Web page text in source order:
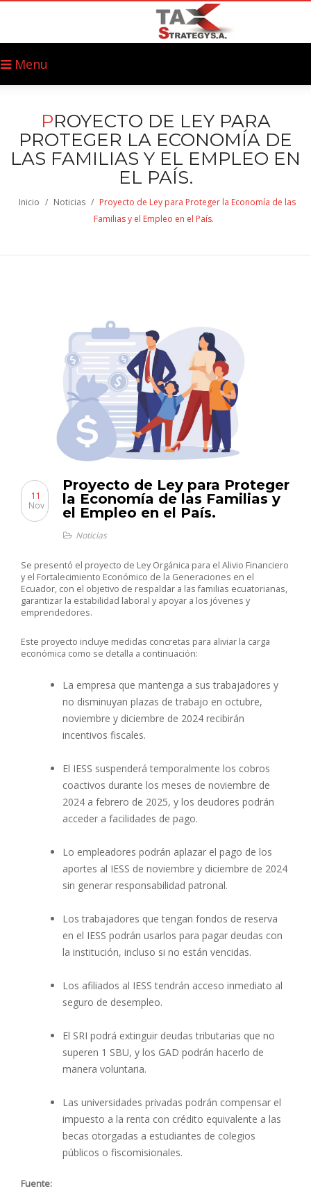
Menu
PROYECTO DE LEY PARA
PROTEGER LA ECONOMÍA DE
LAS FAMILIAS Y EL EMPLEO EN
EL PAÍS.
Inicio / Noticias / Proyecto de Ley para Proteger la Economía de las
Familias y el Empleo en el País.
Proyecto de Ley para Proteger
la Economía de las Familias y
el Empleo en el País.
11
Nov
Noticias
Se presentó el proyecto de Ley Orgánica para el Alivio Financiero
y el Fortalecimiento Económico de la Generaciones en el
Ecuador, con el objetivo de respaldar a las familias ecuatorianas,
garantizar la estabilidad laboral y apoyar a los jóvenes y
emprendedores.
Este proyecto incluye medidas concretas para aliviar la carga
económica como se detalla a continuación:
La empresa que mantenga a sus trabajadores y
no disminuyan plazas de trabajo en octubre,
noviembre y diciembre de 2024 recibirán
incentivos fiscales.
El IESS suspenderá temporalmente los cobros
coactivos durante los meses de noviembre de
2024 a febrero de 2025, y los deudores podrán
acceder a facilidades de pago.
Lo empleadores podrán aplazar el pago de los
aportes al IESS de noviembre y diciembre de 2024
sin generar responsabilidad patronal.
Los trabajadores que tengan fondos de reserva
en el IESS podrán usarlos para pagar deudas con
la institución, incluso si no están vencidas.
Los afiliados al IESS tendrán acceso inmediato al
seguro de desempleo.
El SRI podrá extinguir deudas tributarias que no
superen 1 SBU, y los GAD podrán hacerlo de
manera voluntaria.
Las universidades privadas podrán compensar el
impuesto a la renta con crédito equivalente a las
becas otorgadas a estudiantes de colegios
públicos o fiscomisionales.
Fuente: